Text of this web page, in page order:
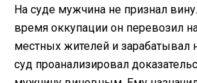
На суде мужчина не признал
время оккупации он перевозил
местных жителей и зарабатывал
суд проанализировал